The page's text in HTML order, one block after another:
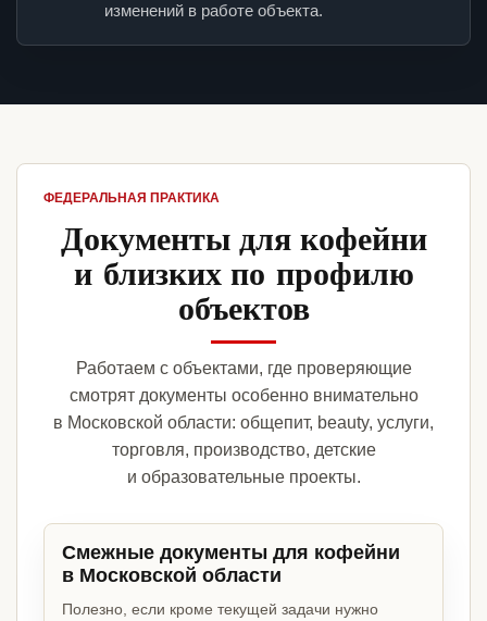
изменений в работе объекта.
ФЕДЕРАЛЬНАЯ ПРАКТИКА
Документы для кофейни
и близких по профилю
объектов
Работаем с объектами, где проверяющие
смотрят документы особенно внимательно
в Московской области: общепит, beauty, услуги,
торговля, производство, детские
и образовательные проекты.
Смежные документы для кофейни
в Московской области
Полезно, если кроме текущей задачи нужно